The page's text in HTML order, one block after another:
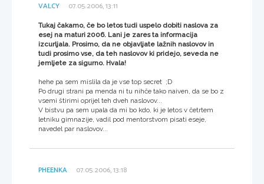
VALCY 07.05.2006, 13:11
Tukaj čakamo, če bo letos tudi uspelo dobiti naslova za
esej na maturi 2006. Lani je zares ta informacija
izcurljala. Prosimo, da ne objavljate lažnih naslovov in
tudi prosimo vse, da teh naslovov ki pridejo, seveda ne
jemljete za sigurno. Hvala!
hehe pa sem mislila da je vse top secret ;D
Po drugi strani pa menda ni tu nihče tako naiven, da se bo z
vsemi štirimi oprijel teh dveh naslovov...
V bistvu pa sem upala da mi bo kdo, ki je letos v četrtem
letniku gimnazije, vadil pod mentorstvom pisati eseje,
navedel par naslovov...
PHEENKA 07.05.2006, 13:18